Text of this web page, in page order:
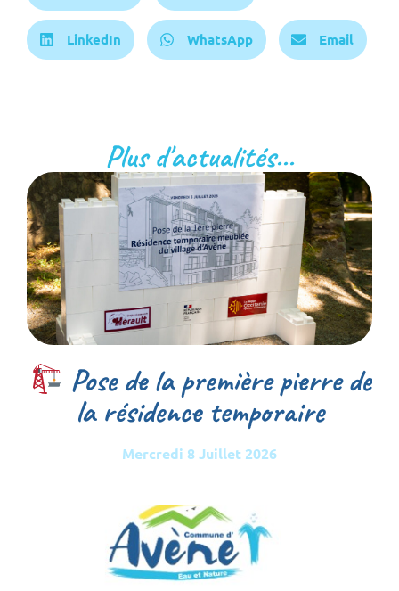
LinkedIn WhatsApp Email
Plus d'actualités...
Pose de la première pierre de
la résidence temporaire
Mercredi 8 Juillet 2026